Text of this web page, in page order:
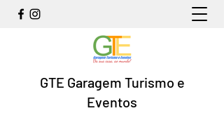
GTE Garagem Turismo e
Eventos